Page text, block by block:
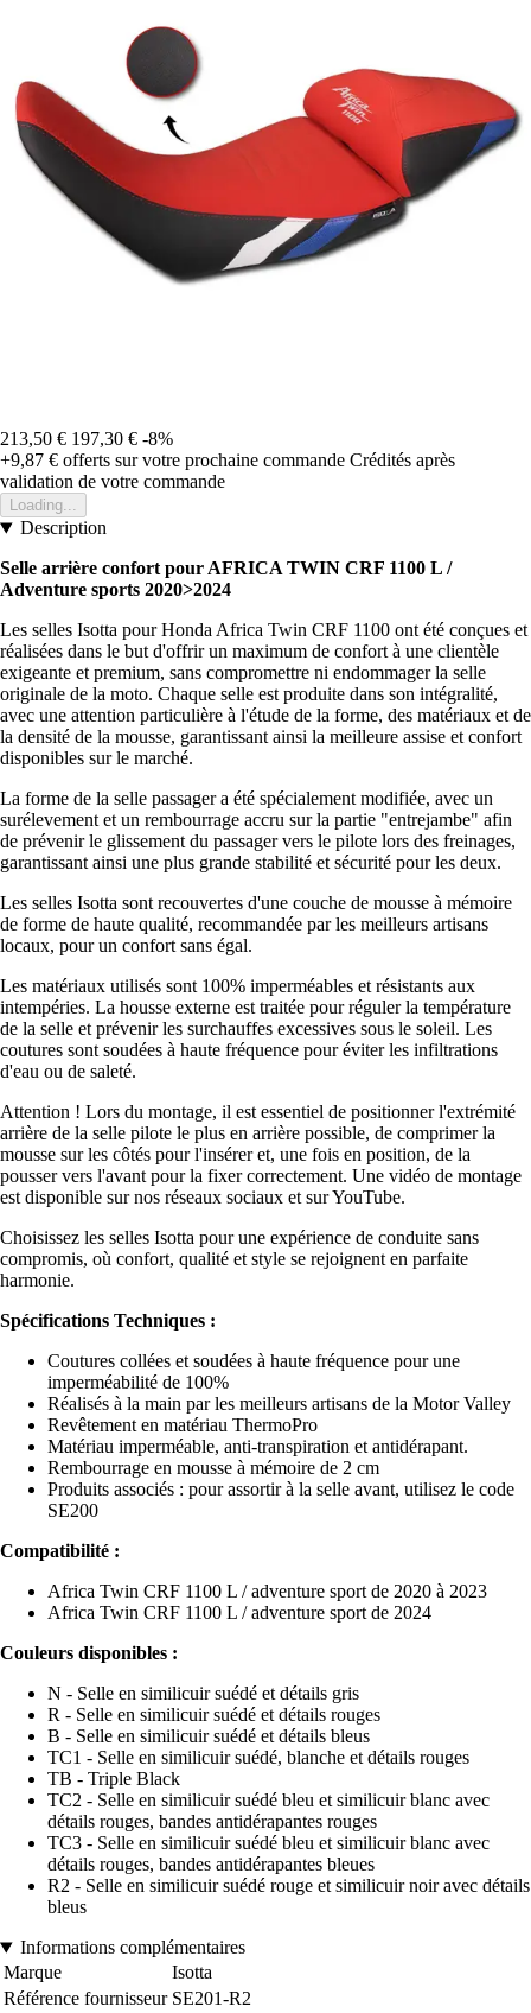
213,50 € 197,30 € -8%
+9,87 € offerts sur votre prochaine commande Crédités après
validation de votre commande
Loading...
Description
Selle arrière confort pour AFRICA TWIN CRF 1100 L /
Adventure sports 2020>2024
Les selles Isotta pour Honda Africa Twin CRF 1100 ont été conçues et
réalisées dans le but d'offrir un maximum de confort à une clientèle
exigeante et premium, sans compromettre ni endommager la selle
originale de la moto. Chaque selle est produite dans son intégralité,
avec une attention particulière à l'étude de la forme, des matériaux et de
la densité de la mousse, garantissant ainsi la meilleure assise et confort
disponibles sur le marché.
La forme de la selle passager a été spécialement modifiée, avec un
surélevement et un rembourrage accru sur la partie "entrejambe" afin
de prévenir le glissement du passager vers le pilote lors des freinages,
garantissant ainsi une plus grande stabilité et sécurité pour les deux.
Les selles Isotta sont recouvertes d'une couche de mousse à mémoire
de forme de haute qualité, recommandée par les meilleurs artisans
locaux, pour un confort sans égal.
Les matériaux utilisés sont 100% imperméables et résistants aux
intempéries. La housse externe est traitée pour réguler la température
de la selle et prévenir les surchauffes excessives sous le soleil. Les
coutures sont soudées à haute fréquence pour éviter les infiltrations
d'eau ou de saleté.
Attention ! Lors du montage, il est essentiel de positionner l'extrémité
arrière de la selle pilote le plus en arrière possible, de comprimer la
mousse sur les côtés pour l'insérer et, une fois en position, de la
pousser vers l'avant pour la fixer correctement. Une vidéo de montage
est disponible sur nos réseaux sociaux et sur YouTube.
Choisissez les selles Isotta pour une expérience de conduite sans
compromis, où confort, qualité et style se rejoignent en parfaite
harmonie.
Spécifications Techniques :
Coutures collées et soudées à haute fréquence pour une
imperméabilité de 100%
Réalisés à la main par les meilleurs artisans de la Motor Valley
Revêtement en matériau ThermoPro
Matériau imperméable, anti-transpiration et antidérapant.
Rembourrage en mousse à mémoire de 2 cm
Produits associés : pour assortir à la selle avant, utilisez le code
SE200
Compatibilité :
Africa Twin CRF 1100 L / adventure sport de 2020 à 2023
Africa Twin CRF 1100 L / adventure sport de 2024
Couleurs disponibles :
N - Selle en similicuir suédé et détails gris
R - Selle en similicuir suédé et détails rouges
B - Selle en similicuir suédé et détails bleus
TC1 - Selle en similicuir suédé, blanche et détails rouges
TB - Triple Black
TC2 - Selle en similicuir suédé bleu et similicuir blanc avec
détails rouges, bandes antidérapantes rouges
TC3 - Selle en similicuir suédé bleu et similicuir blanc avec
détails rouges, bandes antidérapantes bleues
R2 - Selle en similicuir suédé rouge et similicuir noir avec détails
bleus
Informations complémentaires
Marque
Isotta
Référence fournisseur SE201-R2